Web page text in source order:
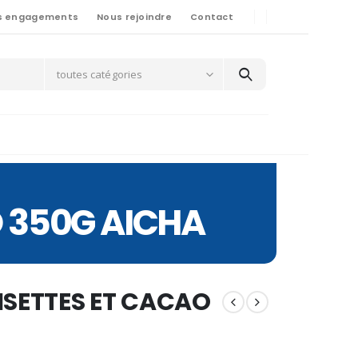
engagements Nous rejoindre Contact
toutes catégories
350G AICHA
ET CACAO